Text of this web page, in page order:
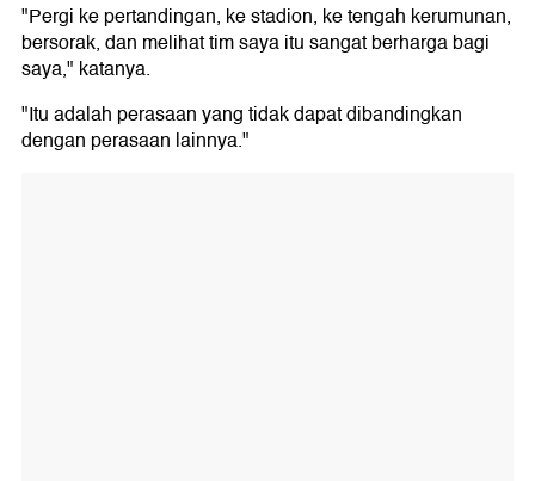
"Pergi ke pertandingan, ke stadion, ke tengah kerumunan,
bersorak, dan melihat tim saya itu sangat berharga bagi
saya," katanya.
"Itu adalah perasaan yang tidak dapat dibandingkan
dengan perasaan lainnya."